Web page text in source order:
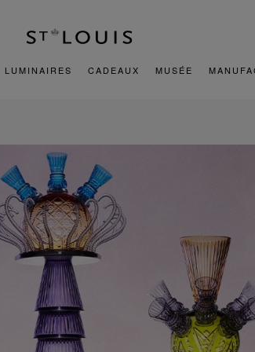
LUMINAIRES CADEAUX MUSÉE